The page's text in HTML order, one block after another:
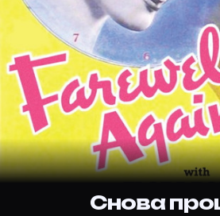
Режиссёр, актёры и
Режиссёр и актёры:
Тим Уилан (режиссёр)
Лесли Бэнкс
Flora Robson
Себастьян Шоу
Патриция Хиллиард
Роберт КохрэнСнова